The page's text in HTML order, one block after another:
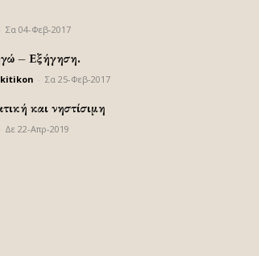
Σα 04-Φεβ-2017
– Εξήγηση.
Σα 25-Φεβ-2017
και νηστίσιμη
Δε 22-Απρ-2019